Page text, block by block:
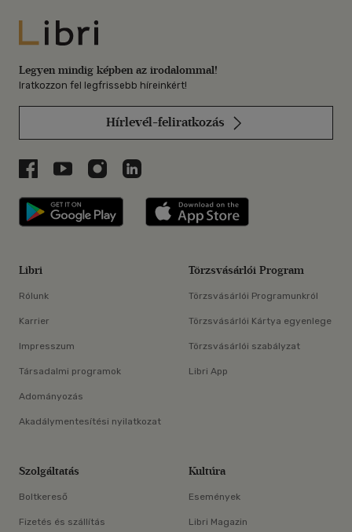
Libri
Legyen mindig képben az irodalommal!
Iratkozzon fel legfrissebb híreinkért!
Hírlevél-feliratkozás
Libri a Facebookon
Libri a Youtube-on
Libri az Instagramon
Libri a LinkedInen
Libri applikáció Szerezd meg: Google
Libri
Rólunk
Karrier
Impresszum
Társadalmi programok
Adományozás
Akadálymentesítési nyilatkozat
Törzsvásárlói Program
Törzsvásárlói Programunkról
Törzsvásárlói Kártya egyenlege
Törzsvásárlói szabályzat
Libri App
Szolgáltatás
Boltkereső
Fizetés és szállítás
Kultúra
Események
Libri Magazin